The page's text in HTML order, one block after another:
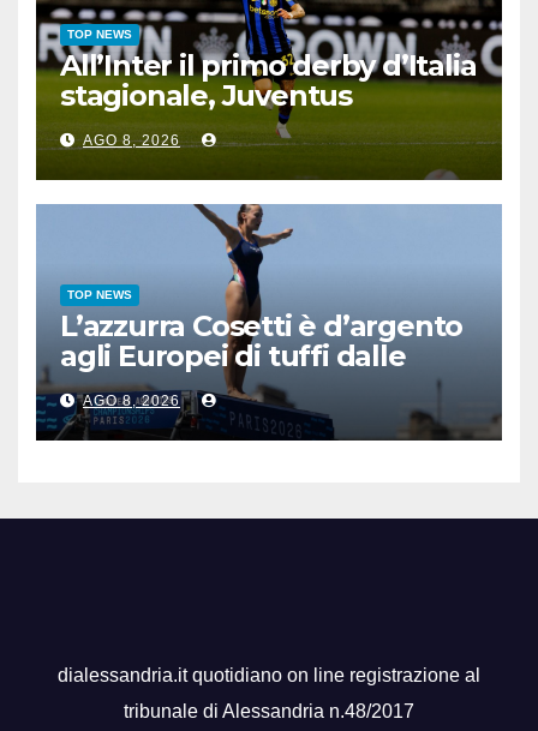
TOP NEWS
All’Inter il primo derby d’Italia
stagionale, Juventus
sconfitta 2-1
AGO 8, 2026
TOP NEWS
L’azzurra Cosetti è d’argento
agli Europei di tuffi dalle
grandi altezze
AGO 8, 2026
dialessandria.it quotidiano on line registrazione al
tribunale di Alessandria n.48/2017